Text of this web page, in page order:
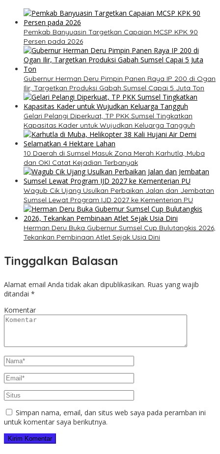
Pemkab Banyuasin Targetkan Capaian MCSP KPK 90
Persen pada 2026
Gubernur Herman Deru Pimpin Panen Raya IP 200 di Ogan
Ilir, Targetkan Produksi Gabah Sumsel Capai 5 Juta Ton
Gelari Pelangi Diperkuat, TP PKK Sumsel Tingkatkan
Kapasitas Kader untuk Wujudkan Keluarga Tangguh
10 Daerah di Sumsel Masuk Zona Merah Karhutla, Muba
dan OKI Catat Kejadian Terbanyak
Wagub Cik Ujang Usulkan Perbaikan Jalan dan Jembatan
Sumsel Lewat Program IJD 2027 ke Kementerian PU
Herman Deru Buka Gubernur Sumsel Cup Bulutangkis 2026,
Tekankan Pembinaan Atlet Sejak Usia Dini
Tinggalkan Balasan
Alamat email Anda tidak akan dipublikasikan. Ruas yang wajib
ditandai *
Komentar
Simpan nama, email, dan situs web saya pada peramban ini
untuk komentar saya berikutnya.